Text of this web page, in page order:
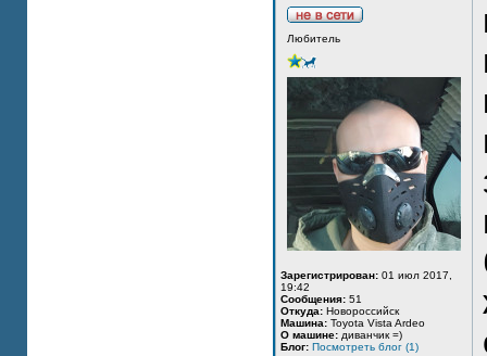
Любитель
Зарегистрирован: 01 июл 2017,
19:42
Сообщения: 51
Откуда: Новороссийск
Машина: Toyota Vista Ardeo
О машине: диванчик =)
Блог: Посмотреть блог (1)